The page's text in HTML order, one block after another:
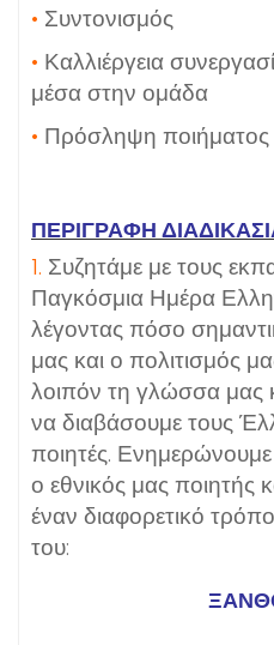
• Συντονισμός
• Καλλιέργεια
μέσα στην ομάδα
• Πρόσληψη ποιήματος
ΠΕΡΙΓΡΑΦΗ
1. Συζητάμε με τους
Παγκόσμια Ημέρα
λέγοντας πόσο
μας και ο πολιτισμός
λοιπόν τη γλώσσα μας
να διαβάσουμε τους
ποιητές.
ο εθνικός μας ποιητής
έναν διαφορετικό
του: